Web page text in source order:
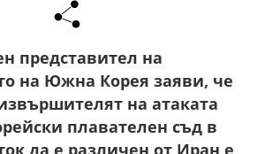
представител на
на Южна Корея заяви, че
на атаката
плавателен съд в
да е различен от Иран е